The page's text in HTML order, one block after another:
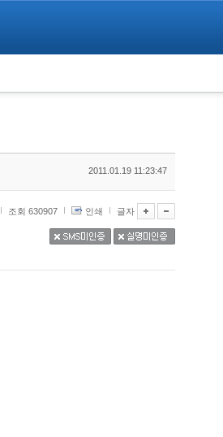
2011.01.19 11:23:47
조회 630907 인쇄 글자